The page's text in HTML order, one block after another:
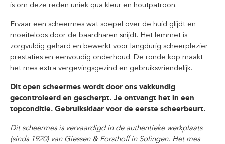
is om deze reden uniek qua kleur en houtpatroon.
Ervaar een scheermes wat soepel over de huid glijdt en
moeiteloos door de baardharen snijdt. Het lemmet is
zorgvuldig gehard en bewerkt voor langdurig scheerplezier
prestaties en eenvoudig onderhoud. De ronde kop maakt
het mes extra vergevingsgezind en gebruiksvriendelijk.
Dit open scheermes wordt door ons vakkundig
gecontroleerd en gescherpt. Je ontvangt het in een
topconditie. Gebruiksklaar voor de eerste scheerbeurt.
Dit scheermes is vervaardigd in de authentieke werkplaats
(sinds 1920) van Giessen & Forsthoff in Solingen. Het mes